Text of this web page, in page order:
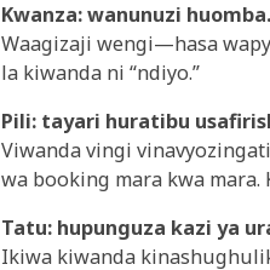
Kwanza: wanunuzi huomba.
Waagizaji wengi—hasa
la kiwanda ni “ndiyo.”
Pili: tayari huratibu
Viwanda vingi
wa booking mara kwa
Tatu: hupunguza kazi ya
Ikiwa kiwanda